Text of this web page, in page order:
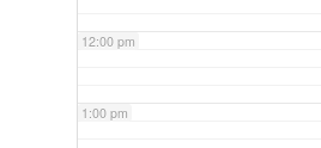
12:00 pm
1:00 pm